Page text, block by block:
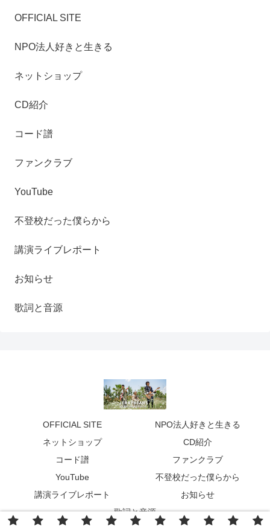
OFFICIAL SITE
NPO法人好きと生きる
ネットショップ
CD紹介
コード譜
ファンクラブ
YouTube
不登校だった僕らから
講演ライブレポート
お知らせ
歌詞と音源
OFFICIAL SITE
NPO法人好きと生きる
ネットショップ
CD紹介
コード譜
ファンクラブ
YouTube
不登校だった僕らから
講演ライブレポート
お知らせ
歌詞と音源